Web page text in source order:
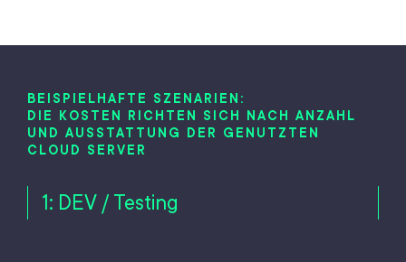
BEISPIELHAFTE SZENARIEN:
DIE KOSTEN RICHTEN SICH NACH ANZAHL
UND AUSSTATTUNG DER GENUTZTEN
CLOUD SERVER
1: DEV / Testing